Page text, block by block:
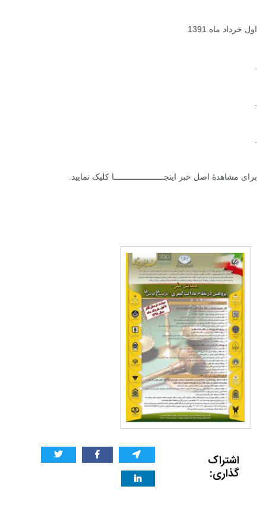
اول خرداد ماه 1391
.
.
.
برای مشاهدۀ اصل خبر اینجـــــــــــــــــــــا کلیک نمایید.
اشتراک
گذاری: